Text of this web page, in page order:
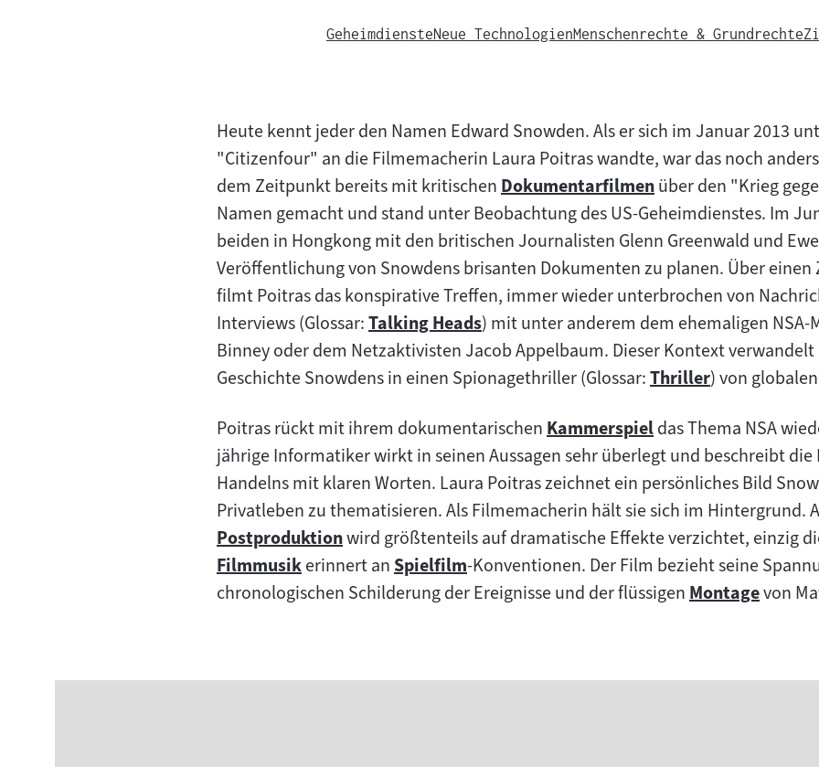
GeheimdiensteNeue TechnologienMenschenrechte & Grundrechte
Heute kennt jeder den Namen Edward Snowden. Als er sich im Januar 2013
"Citizenfour" an die Filmemacherin Laura Poitras wandte, war das noch
dem Zeitpunkt bereits mit kritischenZum
Inhalt:
Dokumentarfilmenüber den "Krieg
Namen gemacht und stand unter Beobachtung des US-Geheimdienstes. Im
beiden in Hongkong mit den britischen Journalisten Glenn Greenwald und
Veröffentlichung von Snowdens brisanten Dokumenten zu planen. Über einen
filmt Poitras das konspirative Treffen, immer wieder unterbrochen von
Interviews (Glossar:Zum
Inhalt:
Talking Heads) mit unter anderem dem ehemaligen
Binney oder dem Netzaktivisten Jacob Appelbaum. Dieser Kontext
Geschichte Snowdens in einen Spionagethriller (Glossar:Zum
Inhalt:
Thriller) von
Poitras rückt mit ihrem dokumentarischenZum
Inhalt:
Kammerspieldas Thema NSA
jährige Informatiker wirkt in seinen Aussagen sehr überlegt und beschreibt die
Handelns mit klaren Worten. Laura Poitras zeichnet ein persönliches Bild
Privatleben zu thematisieren. Als Filmemacherin hält sie sich im Hintergrund.
Zum
Inhalt:
Postproduktionwird größtenteils auf dramatische Effekte verzichtet, einzig
Zum
Inhalt:
Filmmusikerinnert anZum
Inhalt:
Spielfilm-Konventionen. Der Film bezieht seine
chronologischen Schilderung der Ereignisse und der flüssigenZum
Montagevon